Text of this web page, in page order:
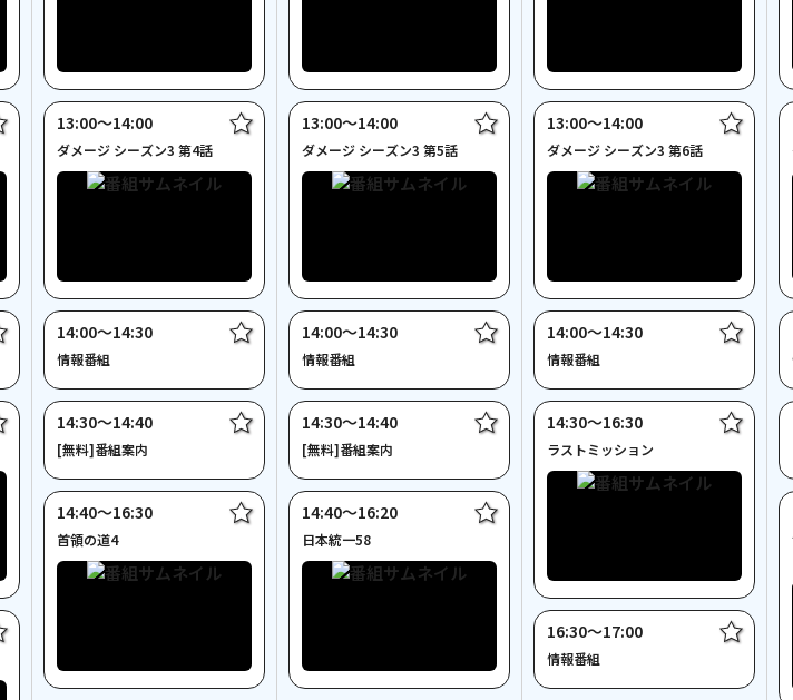
13:00〜14:00
ダメージ シーズン3 第4話
14:00〜14:30
情報番組
14:30〜14:40
[無料]番組案内
14:40〜16:30
首領の道4
13:00〜14:00
ダメージ シーズン3 第5話
14:00〜14:30
情報番組
14:30〜14:40
[無料]番組案内
14:40〜16:20
日本統一58
13:00〜14:00
ダメージ シーズン3 第6話
14:00〜14:30
情報番組
14:30〜16:30
ラストミッション
16:30〜17:00
情報番組